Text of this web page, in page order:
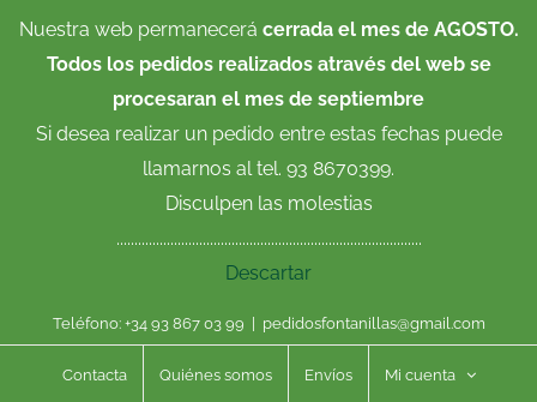
Nuestra web permanecerá cerrada el mes de AGOSTO.
Todos los pedidos realizados através del web se
procesaran el mes de septiembre
Si desea realizar un pedido entre estas fechas puede
llamarnos al tel. 93 8670399.
Disculpen las molestias
.....................................................................................
Descartar
Teléfono: +34 93 867 03 99 pedidosfontanillas@gmail.com
Contacta Quiénes somos Envíos Mi cuenta